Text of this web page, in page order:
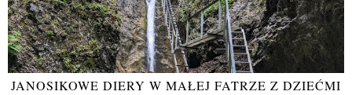
JANOSIKOWE DIERY W MAŁEJ FATRZE Z DZIEĆMI